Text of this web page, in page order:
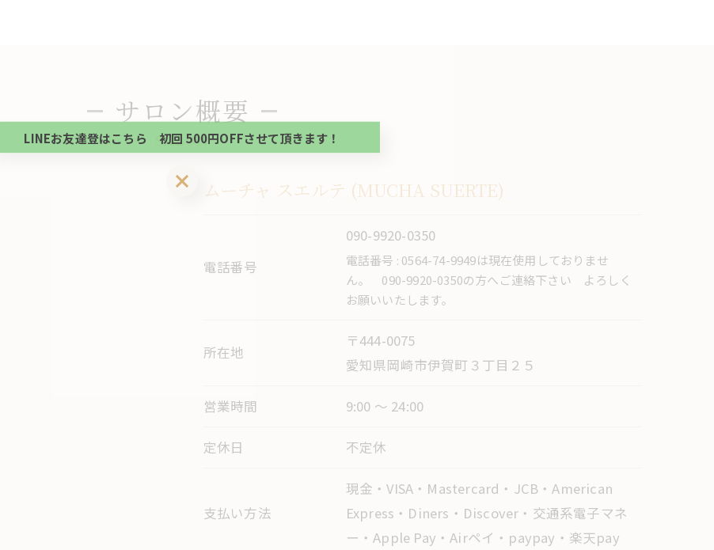
サロン概要
SALON
ムーチャ スエルテ (MUCHA SUERTE)
電話番号
090-9920-0350
電話番号 : 0564-74-9949は現在使用しておりませ
ん。 090-9920-0350の方へご連絡下さい よろしく
お願いいたします。
所在地
〒444-0075
愛知県岡崎市伊賀町３丁目２５
営業時間 9:00 ～ 24:00
定休日 不定休
支払い方法
現金・VISA・Mastercard・JCB・American
Express・Diners・Discover・交通系電子マネ
ー・Apple Pay・Airペイ・paypay・楽天pay
当サロンの公式LINE@にお友達登録頂いたお客様は
初回 500円OFFさせて頂きます。 既に 追加済の
方、不必要な方 お手数ですが、✖印でお閉じ下さい。
LINEお友達登はこちら 初回 500円OFFさせて頂きます！
方、不必要な方 お手数ですが、✖印でお閉じ下さい。
LINEお友達登はこちら 初回 500円OFFさせて頂きます！